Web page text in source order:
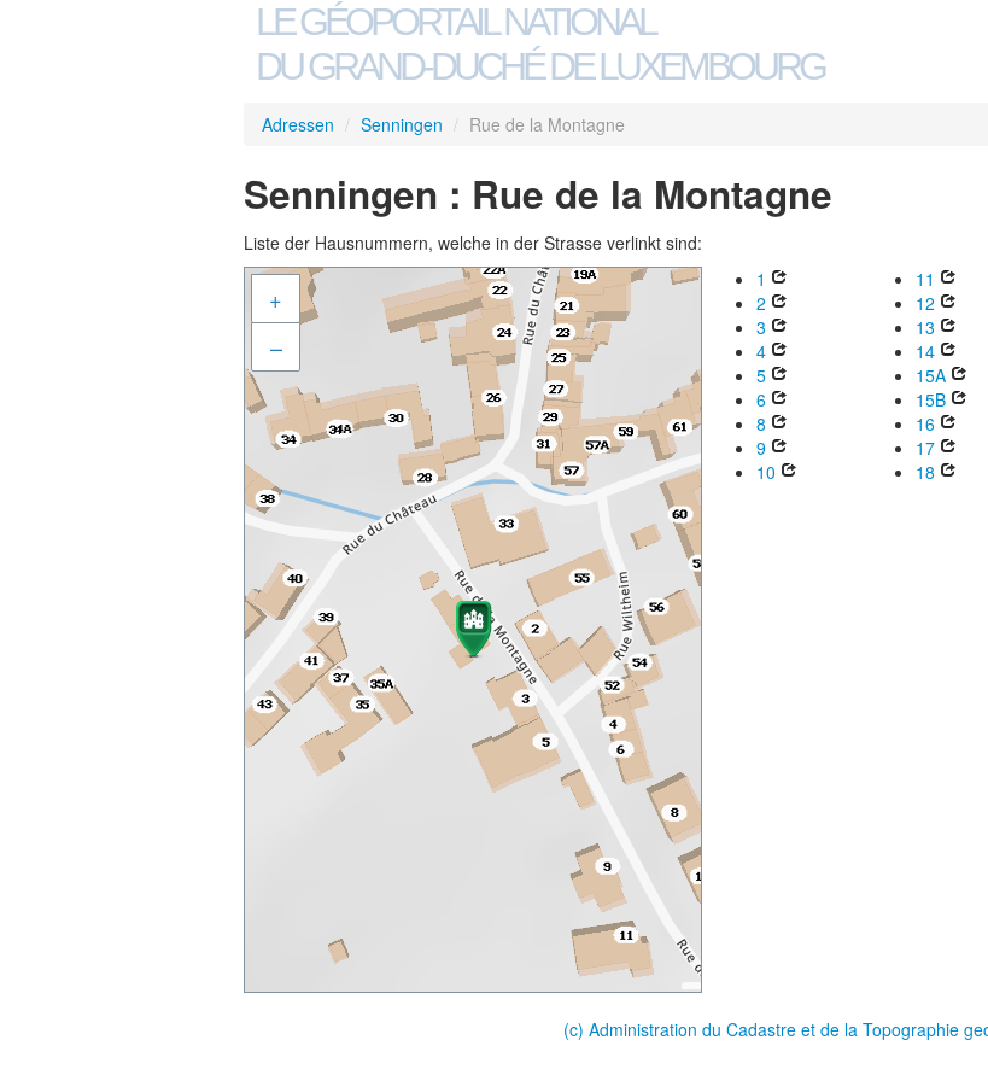
LE GÉOPORTAIL NATIONAL
DU GRAND-DUCHÉ DE LUXEMBOURG
Adressen / Senningen / Rue de la Montagne
Senningen : Rue de la Montagne
Liste der Hausnummern, welche in der Strasse verlinkt sind:
+
–
1
2
3
4
5
6
8
9
10
11
12
13
14
15A
15B
16
17
18
(c) Administration du Cadastre et de la Topographie